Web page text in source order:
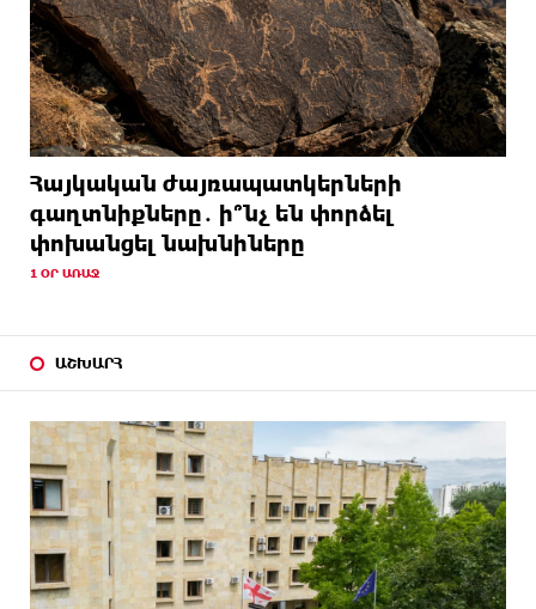
Հայկական ժայռապատկերների
գաղտնիքները․ ի՞նչ են փորձել
փոխանցել նախնիները
1 ՕՐ ԱՌԱՋ
ԱՇԽԱՐՀ